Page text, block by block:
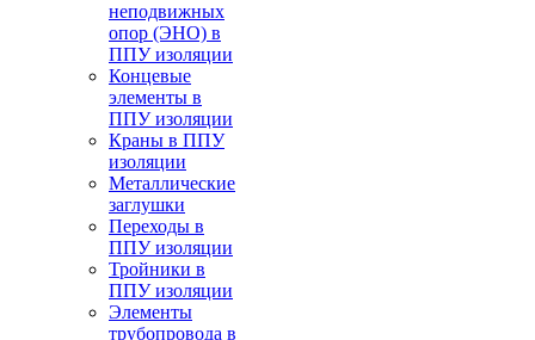
неподвижных
опор (ЭНО) в
ППУ изоляции
Концевые
элементы в
ППУ изоляции
Краны в ППУ
изоляции
Металлические
заглушки
Переходы в
ППУ изоляции
Тройники в
ППУ изоляции
Элементы
трубопровода в